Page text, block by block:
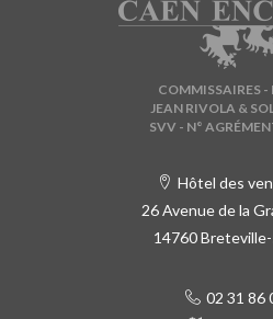
COMMISSAIRES -
JEAN RIVOLA &
SVV - N°
Hôtel des
26 Avenue de la
14760
02 31 86